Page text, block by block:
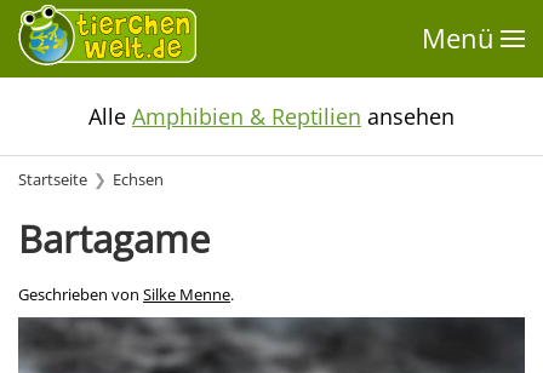
Menü
Alle Amphibien & Reptilien ansehen
Startseite Echsen
Bartagame
Geschrieben von Silke Menne.